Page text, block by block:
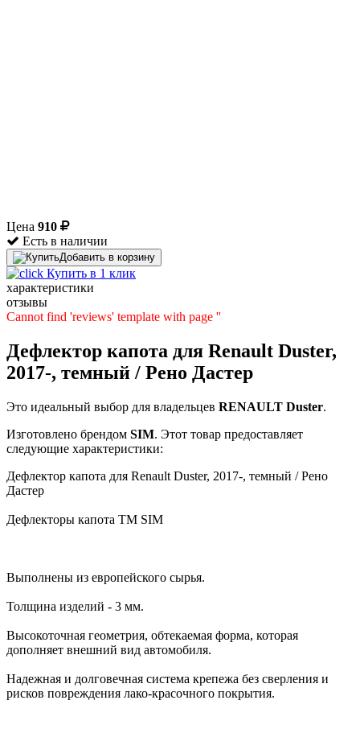
Цена 910
Есть в наличии
Добавить в корзину
Купить в 1 клик
характеристики
отзывы
Cannot find 'reviews' template with page ''
Дефлектор капота для Renault Duster,
2017-, темный / Рено Дастер
Это идеальный выбор для владельцев RENAULT Duster.
Изготовлено брендом SIM. Этот товар предоставляет
следующие характеристики:
Дефлектор капота для Renault Duster, 2017-, темный / Рено
Дастер
Дефлекторы капота TM SIM
Выполнены из европейского сырья.
Толщина изделий - 3 мм.
Высокоточная геометрия, обтекаемая форма, которая
дополняет внешний вид автомобиля.
Надежная и долговечная система крепежа без сверления и
рисков повреждения лако-красочного покрытия.